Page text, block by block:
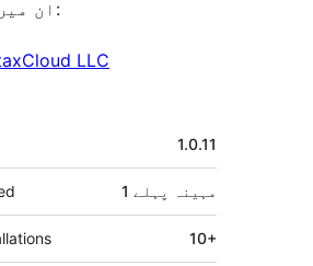
ان میں حصہ لیا:
LLC
1.0.11
1 مہینہ پہلے
10+